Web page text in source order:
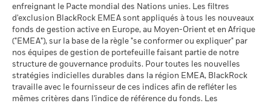
Moyenne pondérée de
l'intensité carbone MSCI
(tonnes de CO2e/M$ de
ventes)
au 17/juil./2026
% des avoirs à l'égard
desquels des données ESG
au 17/juil./2026
78,99
Données sur la
participation aux secteurs
d'activité
au 30/juin/2026
66,62%
Pourcentage des avoirs du
fonds à l'égard desquels
BlackRock Global Funds - Prospectus -
Addendum (French - France)
Sustainability related disclosure -
GAFOESG_AG (en)
enfreignant le Pacte mondial des Nations unies. Les filtres
d'exclusion BlackRock EMEA sont appliqués à tous les nouveaux
fonds de gestion active en Europe, au Moyen-Orient et en Afrique
("EMEA"), sur la base de la règle "se conformer ou expliquer" par
nos équipes de gestion de portefeuille faisant partie de notre
structure de gouvernance produits. Pour toutes les nouvelles
stratégies indicielles durables dans la région EMEA, BlackRock
travaille avec le fournisseur de ces indices afin de refléter les
mêmes critères dans l'indice de référence du fonds. Les